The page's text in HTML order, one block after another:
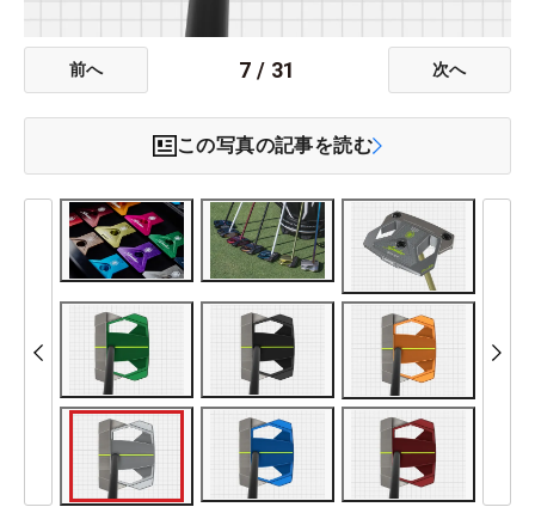
前へ 7 / 31 次へ
この写真の記事を読む